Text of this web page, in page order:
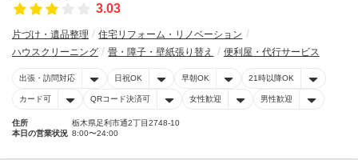
3.03
片づけ・遺品整理
住宅リフォーム・リノベーション
ハウスクリーニング
畳・障子・壁紙張り替え 便利屋・代行サービス
出張・訪問対応 日祝OK 早朝OK 21時以降OK
カード可 QRコード決済可 女性歓迎 男性歓迎
住所
栃木県足利市通2丁目2748-10
本日の営業状況 8:00〜24:00